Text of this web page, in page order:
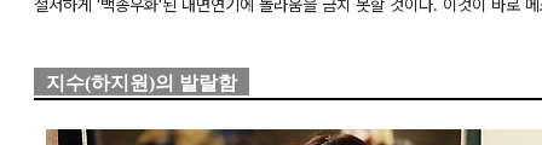
철저하게 '백종우화'된 내면연기에 놀라움을 금치 못할 것이다. 이것이 바로
지수(하지원)의 발랄함